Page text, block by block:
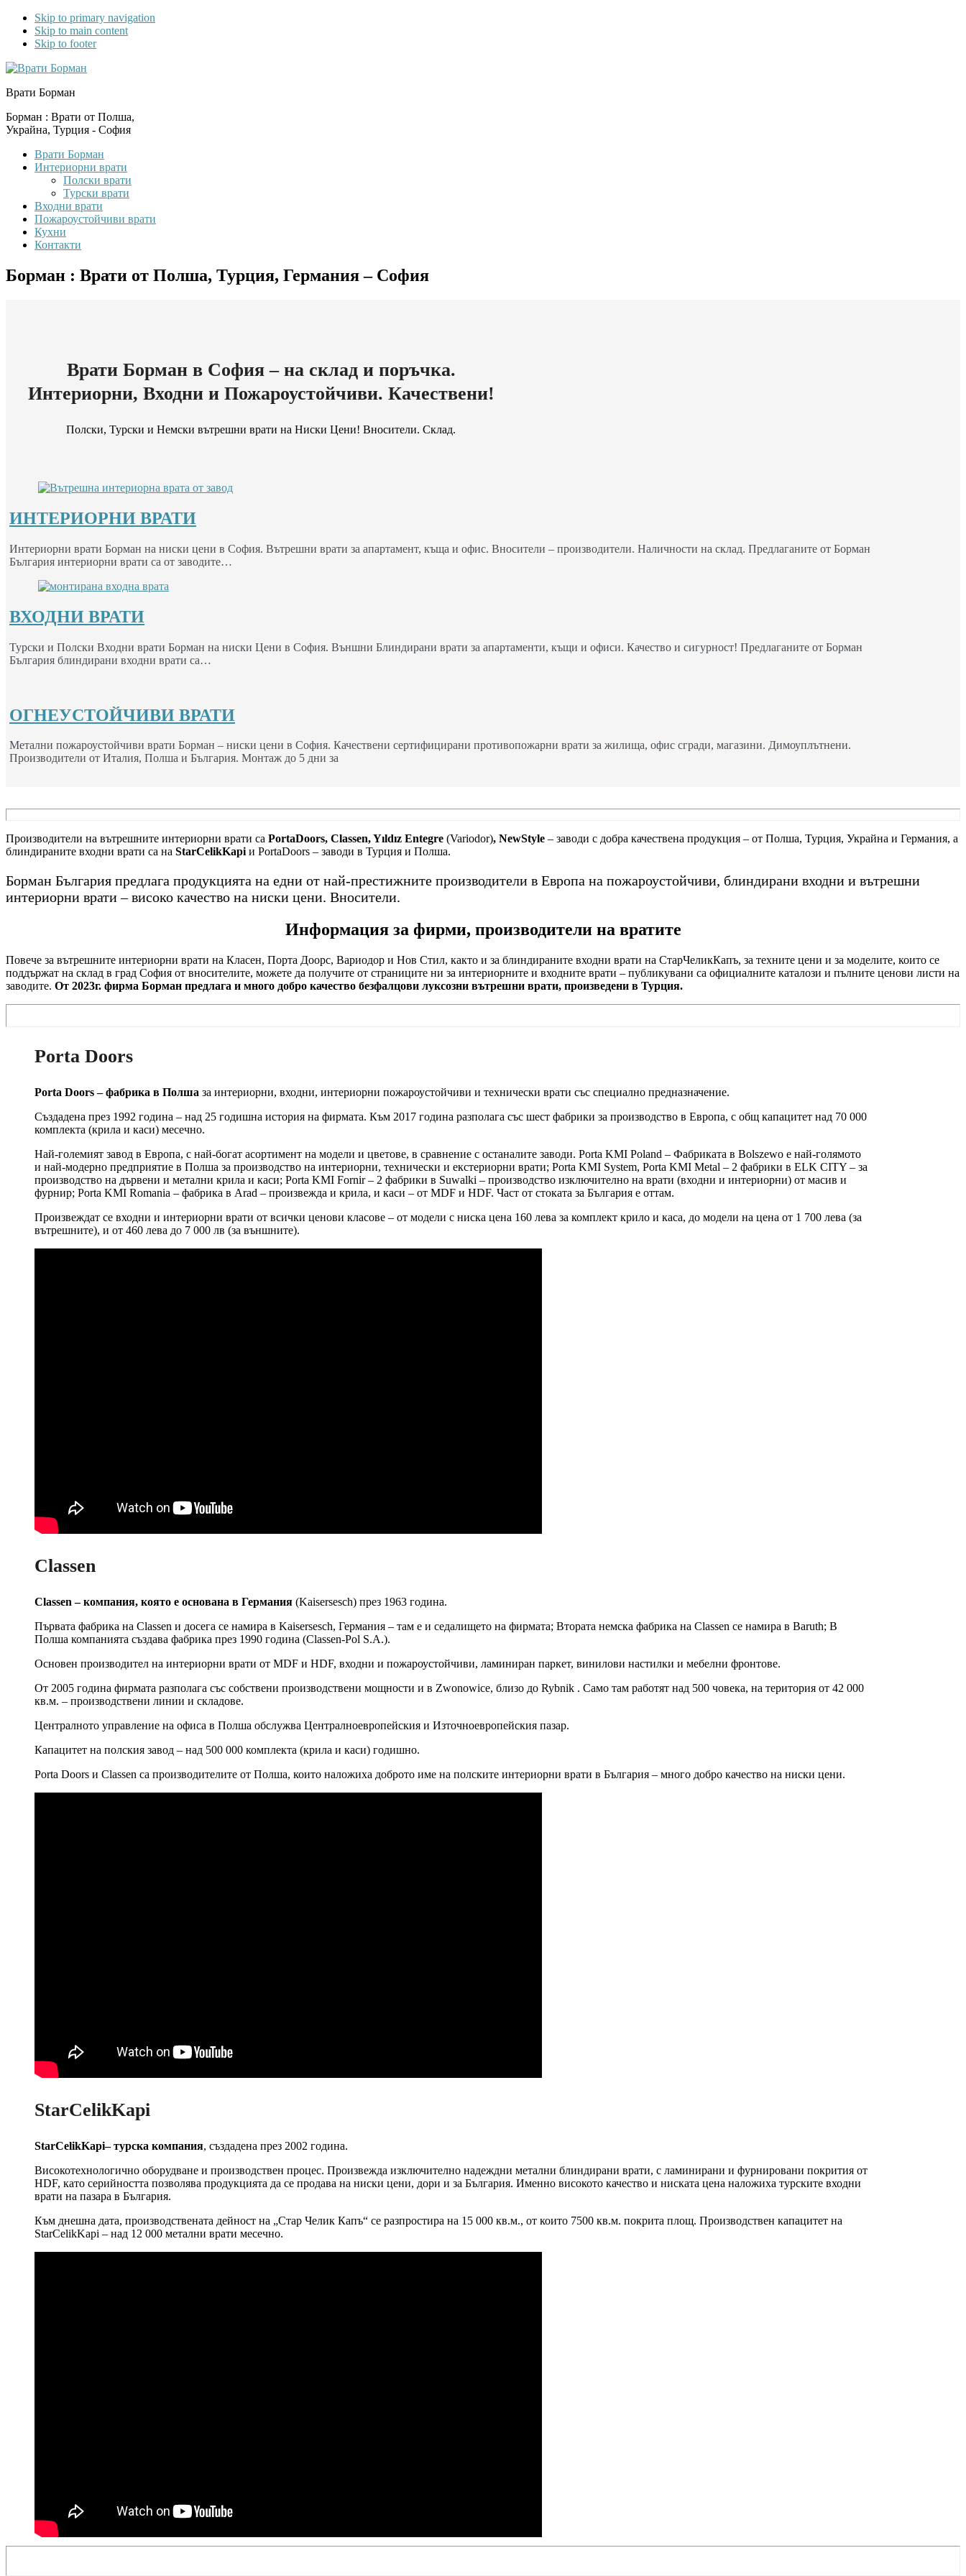
Skip to primary navigation
Skip to main content
Skip to footer
Врати Борман
Борман : Врати от Полша,
Украйна, Турция - София
Врати Борман
Интериорни врати
Полски врати
Турски врати
Входни врати
Пожароустойчиви врати
Кухни
Контакти
Борман : Врати от Полша, Турция, Германия – София
Врати Борман в София – на склад и поръчка.
Интериорни, Входни и Пожароустойчиви. Качествени!
Полски, Турски и Немски вътрешни врати на Ниски Цени! Вносители. Склад.
ИНТЕРИОРНИ ВРАТИ
Интериорни врати Борман на ниски цени в София. Вътрешни врати за апартамент, къща и офис. Вносители – производители. Наличности на склад. Предлаганите от Борман
България интериорни врати са от заводите…
ВХОДНИ ВРАТИ
Турски и Полски Входни врати Борман на ниски Цени в София. Външни Блиндирани врати за апартаменти, къщи и офиси. Качество и сигурност! Предлаганите от Борман
България блиндирани входни врати са…
ОГНЕУСТОЙЧИВИ ВРАТИ
Метални пожароустойчиви врати Борман – ниски цени в София. Качествени сертифицирани противопожарни врати за жилища, офис сгради, магазини. Димоуплътнени.
Производители от Италия, Полша и България. Монтаж до 5 дни за
Производители на вътрешните интериорни врати са PortaDoors, Classen, Yıldız Entegre (Variodor), NewStyle – заводи с добра качествена продукция – от Полша, Турция, Украйна и Германия, а
блиндираните входни врати са на StarCelikKapiи PortaDoors – заводи в Турция и Полша.
Борман България предлага продукцията на едни от най-престижните производители в Европа на пожароустойчиви, блиндирани входни и вътрешни
интериорни врати – високо качество на ниски цени. Вносители.
Информация за фирми, производители на вратите
Повече за вътрешните интериорни врати на Класен, Порта Доорс, Вариодор и Нов Стил, както и за блиндираните входни врати на СтарЧеликКапъ, за техните цени и за моделите, които се
поддържат на склад в град София от вносителите, можете да получите от страниците ни за интериорните и входните врати – публикувани са официалните каталози и пълните ценови листи на
заводите. От 2023г. фирма Борман предлага и много добро качество безфалцови луксозни вътрешни врати, произведени в Турция.
Porta Doors
Porta Doors – фабрика в Полша за интериорни, входни, интериорни пожароустойчиви и технически врати със специално предназначение.
Създадена през 1992 година – над 25 годишна история на фирмата. Към 2017 година разполага със шест фабрики за производство в Европа, с общ капацитет над 70 000
комплекта (крила и каси) месечно.
Най-големият завод в Европа, с най-богат асортимент на модели и цветове, в сравнение с останалите заводи. Porta KMI Poland – Фабриката в Bolszewo е най-голямото
и най-модерно предприятие в Полша за производство на интериорни, технически и екстериорни врати; Porta KMI System, Porta KMI Metal – 2 фабрики в ELK CITY – за
производство на дървени и метални крила и каси; Porta KMI Fornir – 2 фабрики в Suwalki – производство изключително на врати (входни и интериорни) от масив и
фурнир; Porta KMI Romania – фабрика в Arad – произвежда и крила, и каси – от MDF и HDF. Част от стоката за България е оттам.
Произвеждат се входни и интериорни врати от всички ценови класове – от модели с ниска цена 160 лева за комплект крило и каса, до модели на цена от 1 700 лева (за
вътрешните), и от 460 лева до 7 000 лв (за външните).
Classen
Classen – компания, която е основана в Германия(Kaisersesch) през 1963 година.
Първата фабрика на Classen и досега се намира в Kaisersesch, Германия – там е и седалището на фирмата; Втората немска фабрика на Classen се намира в Baruth; В
Полша компанията създава фабрика през 1990 година (Classen-Pol S.A.).
Основен производител на интериорни врати от MDF и HDF, входни и пожароустойчиви, ламиниран паркет, винилови настилки и мебелни фронтове.
От 2005 година фирмата разполага със собствени производствени мощности и в Zwonowice, близо до Rybnik . Само там работят над 500 човека, на територия от 42 000
кв.м. – производствени линии и складове.
Централното управление на офиса в Полша обслужва Централноевропейския и Източноевропейския пазар.
Капацитет на полския завод – над 500 000 комплекта (крила и каси) годишно.
Porta Doors и Classen са производителите от Полша, които наложиха доброто име на полските интериорни врати в България – много добро качество на ниски цени.
StarCelikKapi
StarCelikKapi– турска компания, създадена през 2002 година.
Високотехнологично оборудване и производствен процес. Произвежда изключително надеждни метални блиндирани врати, с ламинирани и фурнировани покрития от
HDF, като серийността позволява продукцията да се продава на ниски цени, дори и за България. Именно високото качество и ниската цена наложиха турските входни
врати на пазара в България.
Към днешна дата, производствената дейност на „Стар Челик Капъ“ се разпростира на 15 000 кв.м., от които 7500 кв.м. покрита площ. Производствен капацитет на
StarCelikKapi – над 12 000 метални врати месечно.